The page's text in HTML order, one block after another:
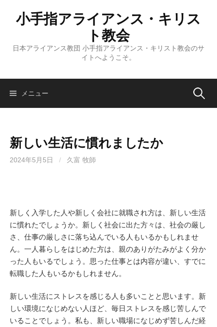
ス
小手指アライアンス・キリス
ト教会
日本アライアンス教団 小手指アライアンス・キリスト教会のサ
イトへようこそ。
メニュー 検
新しい生活に慣れましたか
2024年5月5日 / 久富 牧師
新しく入学した人や新しく会社に就職され方は、新しい生活
に慣れたでしょうか。新しく社会に出た方々は、社会の厳し
さ、仕事の厳しさに落ち込んでいる人もいるかもしれませ
ん。一人暮らしをはじめた方は、親のありがたみがよく分か
った人もいるでしょう。思った仕事とは内容が違い、すでに
転職した人もいるかもしれません。
新しい生活にストレスを感じる人も多いことと思います。新
しい環境になじめない人ほど、毎日ストレスを感じ苦しんで
いることでしょう。私も、新しい職場になじめず苦しんだ経